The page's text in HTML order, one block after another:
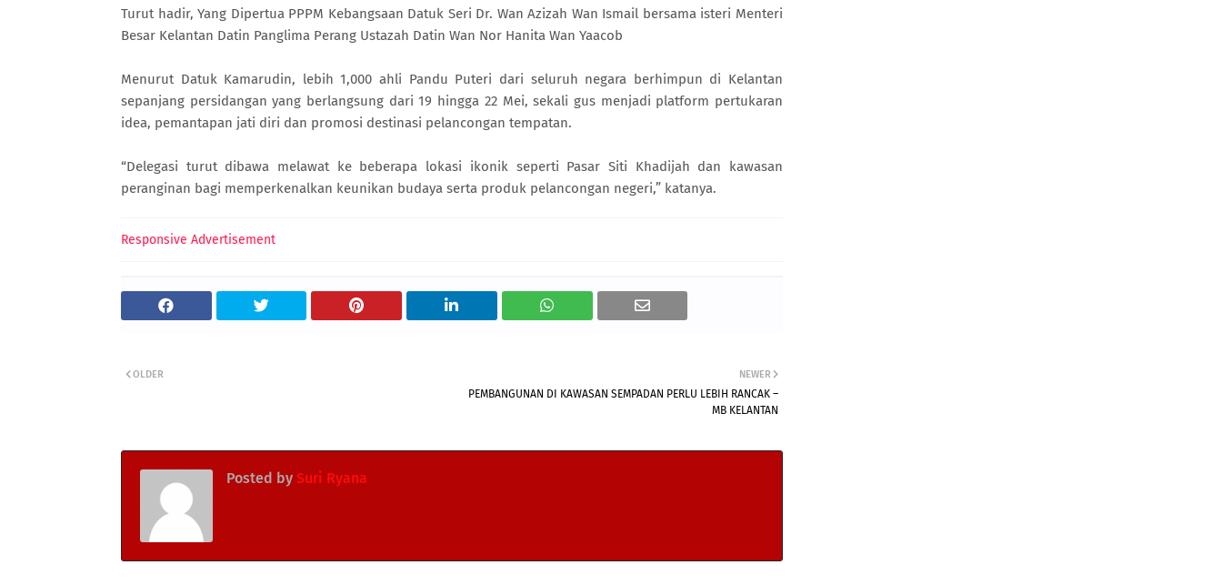
Turut hadir, Yang Dipertua PPPM Kebangsaan Datuk Seri Dr. Wan Azizah Wan Ismail bersama isteri Menteri
Besar Kelantan Datin Panglima Perang Ustazah Datin Wan Nor Hanita Wan Yaacob
Menurut Datuk Kamarudin, lebih 1,000 ahli Pandu Puteri dari seluruh negara berhimpun di Kelantan
sepanjang persidangan yang berlangsung dari 19 hingga 22 Mei, sekali gus menjadi platform pertukaran
idea, pemantapan jati diri dan promosi destinasi pelancongan tempatan.
“Delegasi turut dibawa melawat ke beberapa lokasi ikonik seperti Pasar Siti Khadijah dan kawasan
peranginan bagi memperkenalkan keunikan budaya serta produk pelancongan negeri,” katanya.
Responsive Advertisement
NEWER
PEMBANGUNAN DI KAWASAN SEMPADAN PERLU LEBIH RANCAK –
MB KELANTAN
OLDER
Posted by Suri Ryana